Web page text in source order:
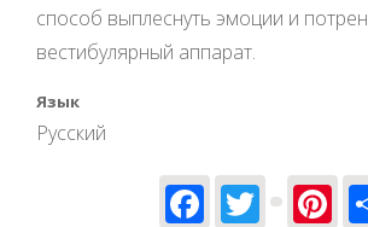
способ выплеснуть эмоции и
вестибулярный аппарат.
Язык
Русский